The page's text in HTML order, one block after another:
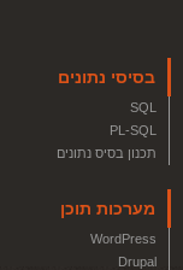
בסיסי נתונים
SQL
PL-SQL
תכנון בסיס נתונים
מערכות תוכן
WordPress
Drupal